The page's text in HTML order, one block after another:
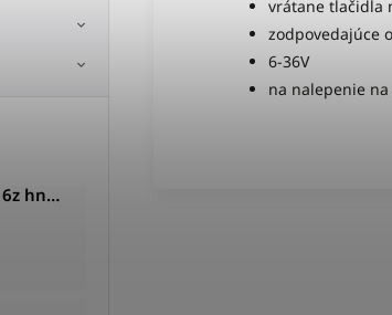
kolečko volnoběžné 16z hnědé
vrátane tlačidla
zodpovedajúce
6-36V
na nalepenie